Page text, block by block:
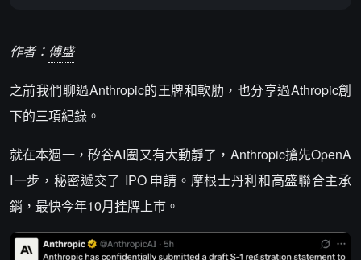
作者： 傅盛
之前我們聊過Anthropic的王牌和軟肋，也分享過Athropic創
下的三項紀錄。
就在本週一，矽谷AI圈又有大動靜了，Anthropic搶先OpenA
I一步，秘密遞交了 IPO 申請。摩根士丹利和高盛聯合主承
銷，最快今年10月挂牌上市。